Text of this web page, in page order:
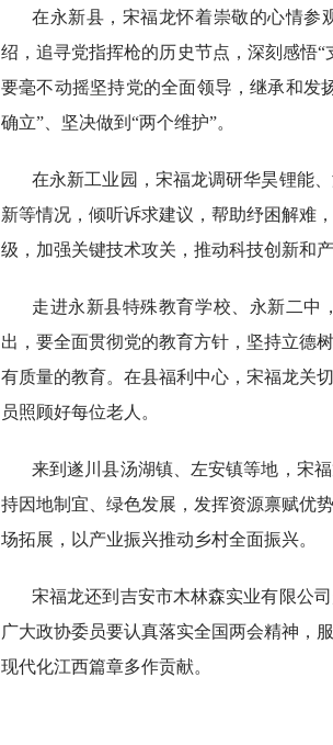
在永新县，宋福龙怀着崇敬的心情参
绍，追寻党指挥枪的历史节点，深刻感悟“
要毫不动摇坚持党的全面领导，继承和发
确立”、坚决做到“两个维护”。
在永新工业园，宋福龙调研华昊锂能
新等情况，倾听诉求建议，帮助纾困解难
级，加强关键技术攻关，推动科技创新和
走进永新县特殊教育学校、永新二中
出，要全面贯彻党的教育方针，坚持立德
有质量的教育。在县福利中心，宋福龙关
员照顾好每位老人。
来到遂川县汤湖镇、左安镇等地，宋
持因地制宜、绿色发展，发挥资源禀赋优
场拓展，以产业振兴推动乡村全面振兴。
宋福龙还到吉安市木林森实业有限公
广大政协委员要认真落实全国两会精神，
现代化江西篇章多作贡献。